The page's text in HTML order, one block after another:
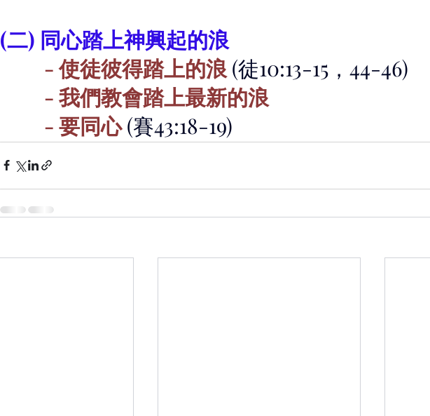
(二) 同心踏上神興起的浪
- 使徒彼得踏上的浪 (徒10:13-15，44-46)
- 我們教會踏上最新的浪
- 要同心 (賽43:18-19)